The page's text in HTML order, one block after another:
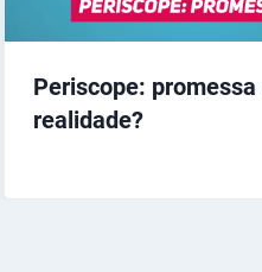
Periscope: promessa
realidade?